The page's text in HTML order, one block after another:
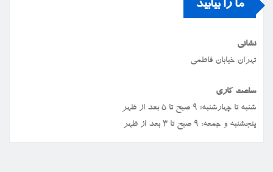
ما را بیابید
نشانی
تهران خیابان فاطمی
ساعت کاری
شنبه تا چهارشنبه: ۹ صبح تا ۵ بعد از ظهر
پنجشنبه و جمعه: ۹ صبح تا ۳ بعد از ظهر